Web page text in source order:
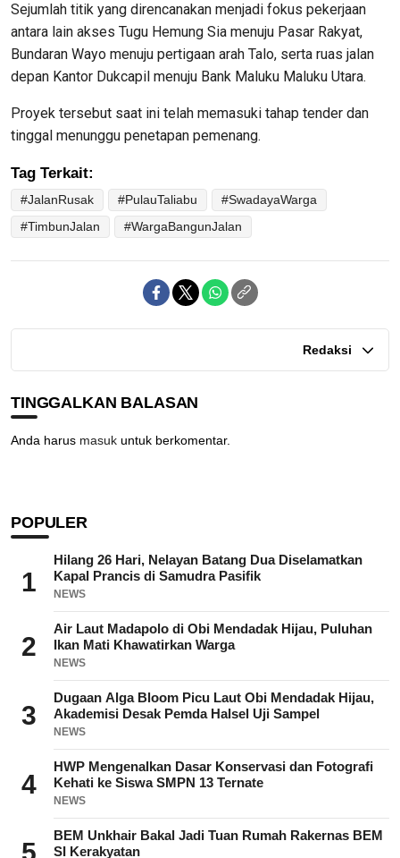
Sejumlah titik yang direncanakan menjadi fokus pekerjaan
antara lain akses Tugu Hemung Sia menuju Pasar Rakyat,
Bundaran Wayo menuju pertigaan arah Talo, serta ruas jalan
depan Kantor Dukcapil menuju Bank Maluku Maluku Utara.
Proyek tersebut saat ini telah memasuki tahap tender dan
tinggal menunggu penetapan pemenang.
Tag Terkait:
#JalanRusak #PulauTaliabu
#SwadayaWarga
#TimbunJalan
#WargaBangunJalan
Redaksi
TINGGALKAN BALASAN
Anda harus masuk untuk berkomentar.
POPULER
1
Hilang 26 Hari, Nelayan Batang Dua Diselamatkan
Kapal Prancis di Samudra Pasifik
NEWS
2
Air Laut Madapolo di Obi Mendadak Hijau, Puluhan
Ikan Mati Khawatirkan Warga
NEWS
3
Dugaan Alga Bloom Picu Laut Obi Mendadak Hijau,
Akademisi Desak Pemda Halsel Uji Sampel
NEWS
4
HWP Mengenalkan Dasar Konservasi dan Fotografi
Kehati ke Siswa SMPN 13 Ternate
NEWS
BEM Unkhair Bakal Jadi Tuan Rumah Rakernas BEM
SI Kerakyatan